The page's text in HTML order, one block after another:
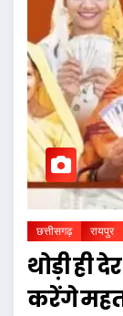
छत्तीसगढ़ रायपुर
थोड़ी ही
करेंगे